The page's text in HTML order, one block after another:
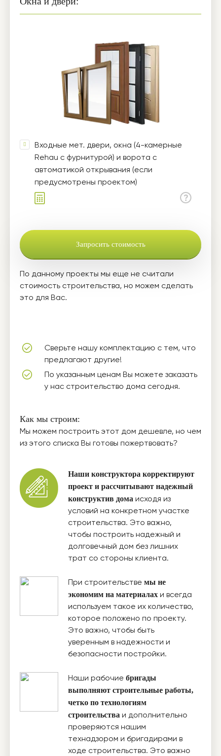
Входные мет. двери, окна (4-камерные
Rehau с фурнитурой) и ворота с
автоматикой открывания (если
предусмотрены проектом)
Запросить стоимость
По данному проекты мы еще не считали
стоимость строительства, но можем сделать
это для Вас.
Сверьте нашу комплектацию с тем, что
предлагают другие!
По указанным ценам Вы можете заказать
у нас строительство дома сегодня.
Как мы строим:
Мы можем построить этот дом дешевле, но чем
из этого списка Вы готовы пожертвовать?
Наши конструктора корректируют
проект и рассчитывают надежный
конструктив дома исходя из
условий на конкретном участке
строительства. Это важно,
чтобы построить надежный и
долговечный дом без лишних
трат со стороны клиента.
При строительстве мы не
экономим на материалах и всегда
используем такое их количество,
которое положено по проекту.
Это важно, чтобы быть
уверенным в надежности и
безопасности постройки.
Наши рабочие бригады
выполняют строительные работы,
четко по технологиям
строительства и дополнительно
проверяются нашим
технадзором и бригадирами в
ходе строительства. Это важно